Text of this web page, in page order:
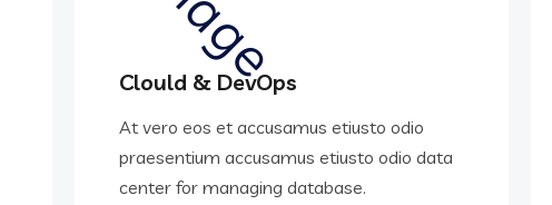
Clould & DevOps
At vero eos et accusamus etiusto odio
praesentium accusamus etiusto odio data
center for managing database.